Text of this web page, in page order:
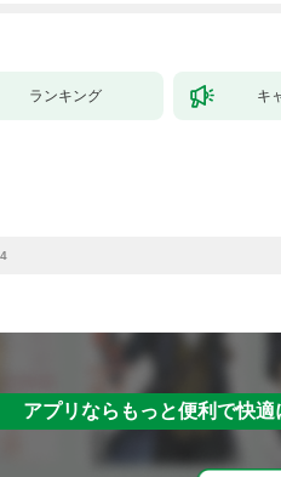
ランキング キ
アプリならもっと便利で快適